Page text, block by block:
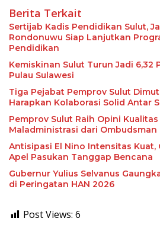
Berita Terkait
Sertijab Kadis Pendidikan Sulut,
Rondonuwu Siap Lanjutkan
Pendidikan
Kemiskinan Sulut Turun Jadi 6,32
Pulau Sulawesi
Tiga Pejabat Pemprov Sulut
Harapkan Kolaborasi Solid Antar
Pemprov Sulut Raih Opini
Maladministrasi dari Ombudsman
Antisipasi El Nino Intensitas Kuat,
Apel Pasukan Tanggap Bencana
Gubernur Yulius Selvanus
di Peringatan HAN 2026
Post Views: 6